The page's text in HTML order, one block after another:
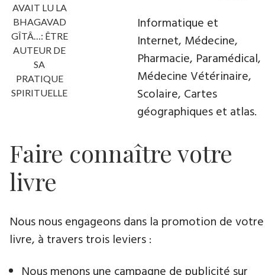
AVAIT LU LA
BHAGAVAD
GÎTÂ…: ÊTRE
AUTEUR DE
SA
PRATIQUE
SPIRITUELLE
Informatique et
Internet, Médecine,
Pharmacie, Paramédical,
Médecine Vétérinaire,
Scolaire, Cartes
géographiques et atlas.
Faire connaître votre
livre
Nous nous engageons dans la promotion de votre
livre​, à travers trois leviers :